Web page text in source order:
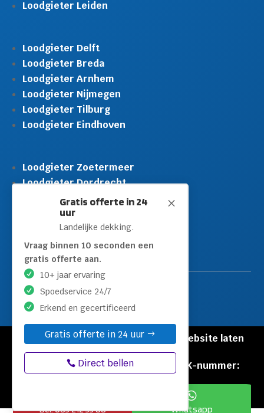
M
Gratis offerte in 24
uur
Landelijke dekking.
Vraag binnen 10 seconden een
gratis offerte aan.
10+ jaar ervaring
Spoedservice 24/7
Erkend en gecertificeerd
Gratis offerte in 24 uur
Direct bellen
Loodgieter Leiden
Loodgieter Delft
Loodgieter Breda
Loodgieter Arnhem
Loodgieter Nijmegen
Loodgieter Tilburg
Loodgieter Eindhoven
Loodgieter Zoetermeer
Loodgieter Dordrecht
Loodgieter Rijswijk
Loodgieter Schiedam
Loodgieter Leidschendam
Loodgieter Hilversum
© Copyright Loodgieters Kwartier |
Website laten
maken door Flexamedia
Privacyverklaring|Disclaimer
KVK-nummer:
Bel: 085 212 55 88

Whatsapp